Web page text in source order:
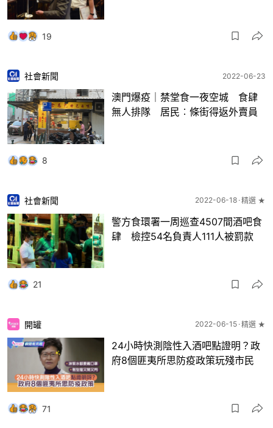
19
社會新聞 2022-06-23
澳門爆疫｜禁堂食一夜空城 食肆
無人排隊 居民︰條街得返外賣員
8
社會新聞 2022-06-18 精選 ★
警方食環署一周巡查4507間酒吧食
肆 檢控54名負責人111人被罰款
21
開罐 2022-06-15 精選 ★
24小時快測陰性入酒吧點證明？政
府8個匪夷所思防疫政策玩殘市民
71